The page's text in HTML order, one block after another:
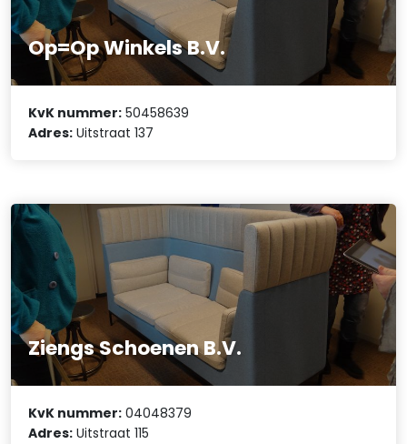
Op=Op Winkels B.V.
KvK nummer: 50458639
Adres: Uitstraat 137
Ziengs Schoenen B.V.
KvK nummer: 04048379
Adres: Uitstraat 115